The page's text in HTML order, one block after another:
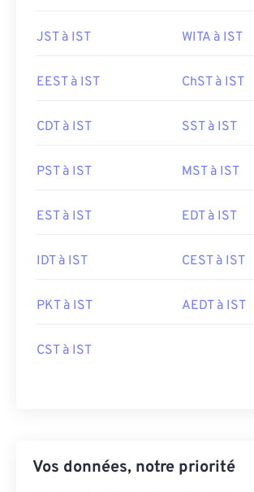
JST à IST WITA à IST
EEST à IST ChST à IST
CDT à IST SST à IST
PST à IST MST à IST
EST à IST EDT à IST
IDT à IST CEST à IST
PKT à IST AEDT à IST
CST à IST
Vos données, notre priorité